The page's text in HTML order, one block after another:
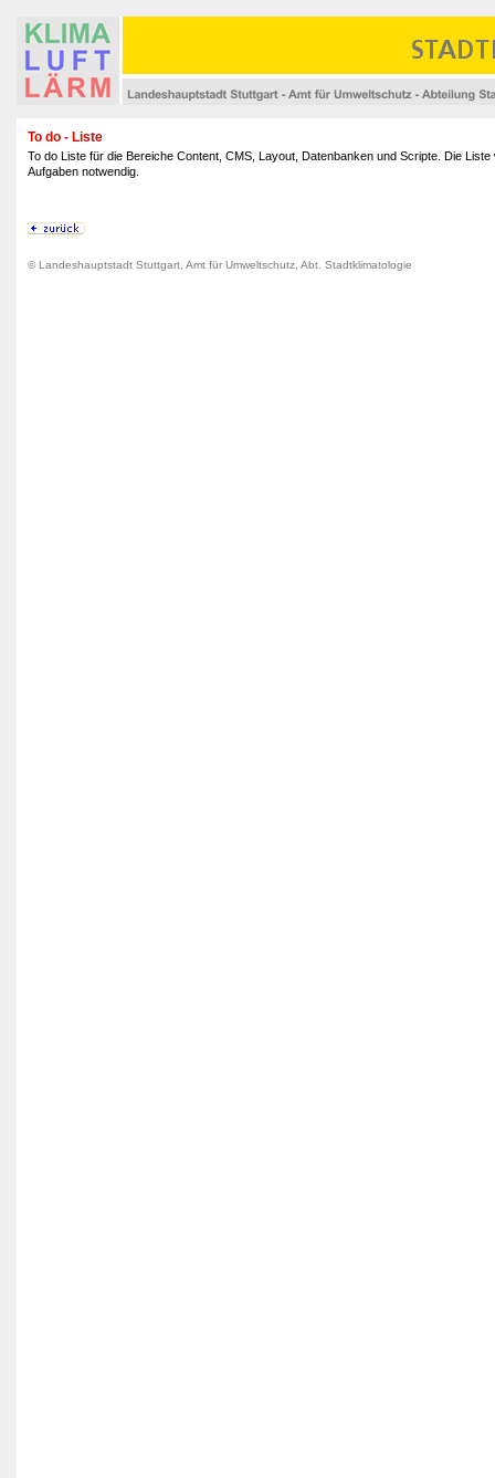
To do - Liste
To do Liste für die Bereiche Content, CMS, Layout, Datenbanken und Scripte. Die
Aufgaben notwendig.
© Landeshauptstadt Stuttgart, Amt für Umweltschutz, Abt. Stadtklimatologie